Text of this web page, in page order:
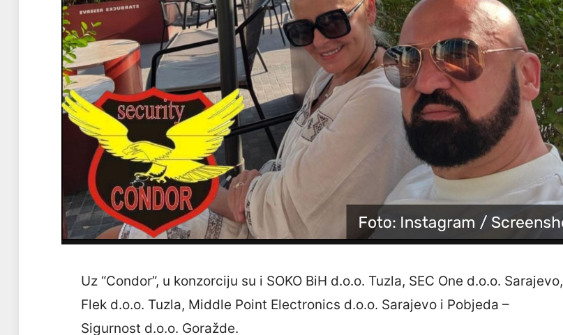
Uz “Condor”, u konzorciju su i SOKO BiH d.o.o. Tuzla, SEC One d.o.o. Sarajevo,
Flek d.o.o. Tuzla, Middle Point Electronics d.o.o. Sarajevo i Pobjeda –
Sigurnost d.o.o. Goražde.